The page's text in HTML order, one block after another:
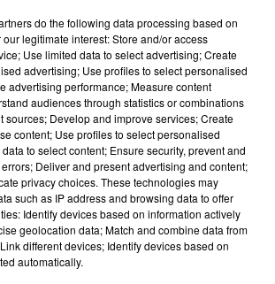
et Prescilla (Lumeau)
(Lèves)
Isabelle (St Georges sur Eure)
do the following data processing based on
legitimate interest: Store and/or access
Use limited data to select advertising; Create
advertising; Use profiles to select personalised
advertising performance; Measure content
audiences through statistics or combinations
sources; Develop and improve services; Create
content; Use profiles to select personalised
to select content; Ensure security, prevent and
Deliver and present advertising and content;
privacy choices. These technologies may
such as IP address and browsing data to offer
Identify devices based on information actively
geolocation data; Match and combine data from
different devices; Identify devices based on
automatically.